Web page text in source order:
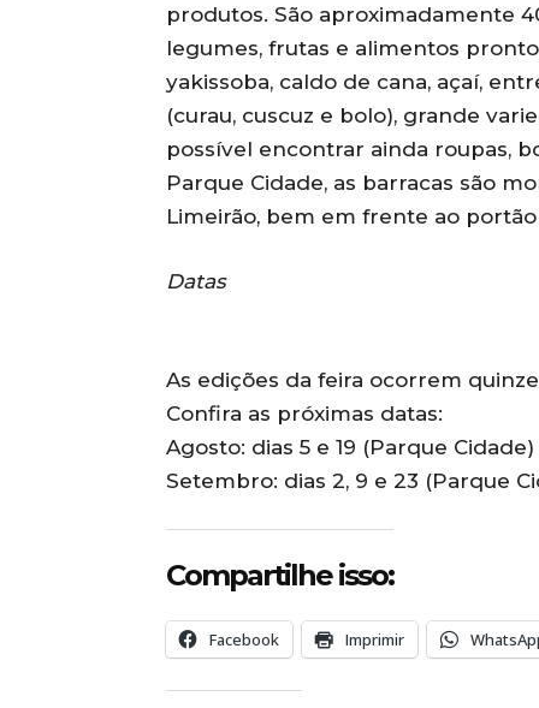
produtos. São aproximadamente
legumes, frutas e alimentos
yakissoba, caldo de cana, açaí,
(curau, cuscuz e bolo), grande
possível encontrar ainda roupas,
Parque Cidade, as barracas são
Limeirão, bem em frente ao
Datas
As edições da feira ocorrem
Confira as próximas datas:
Agosto: dias 5 e 19 (Parque
Setembro: dias 2, 9 e 23 (Parque
Compartilhe isso:
Facebook Imprimir